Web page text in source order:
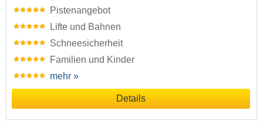
Pistenangebot
Lifte und Bahnen
Schneesicherheit
Familien und Kinder
mehr »
Details